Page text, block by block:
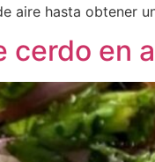
aire hasta obtener
cerdo en